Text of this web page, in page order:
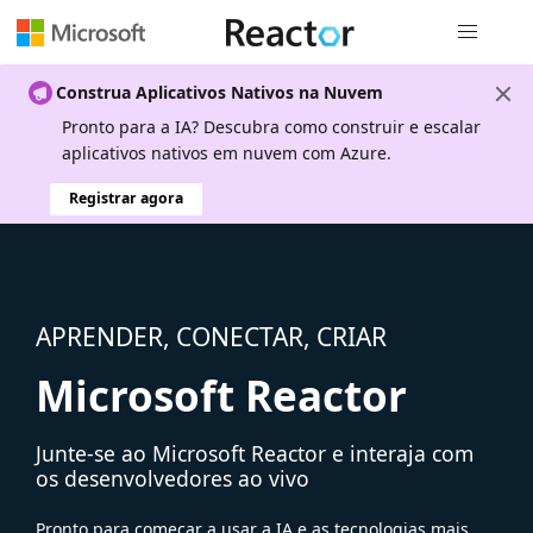
Construa Aplicativos Nativos na Nuvem
Pronto para a IA? Descubra como construir e escalar
aplicativos nativos em nuvem com Azure.
Registrar agora
APRENDER, CONECTAR, CRIAR
Microsoft Reactor
Junte-se ao Microsoft Reactor e interaja com
os desenvolvedores ao vivo
Pronto para começar a usar a IA e as tecnologias mais